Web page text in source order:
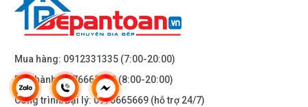
Mua hàng: 0912331335 (7:00-20:00)
Bảo hành:0976665669(8:00-20:00)
Công trình/Đại lý:0976665669 (hỗ trợ 24/7)